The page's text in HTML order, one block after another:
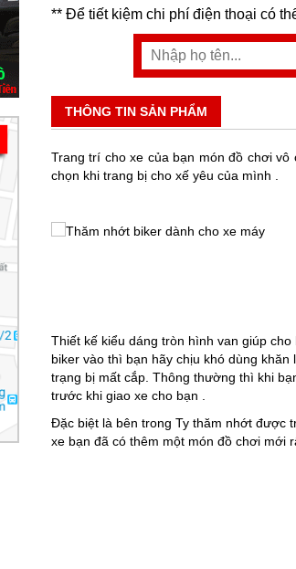
** Để tiết kiệm chi phí điện thoại có
THÔNG TIN SẢN PHẨM
Trang trí cho xe của bạn món đồ chơi
chọn khi trang bị cho xế yêu của mình .
Thiết kế kiểu dáng tròn hình van giúp
biker vào thì bạn hãy chịu khó dùng
trạng bị mất cắp. Thông thường thì khi
trước khi giao xe cho bạn .
Đặc biệt là bên trong Ty thăm nhớt được
xe bạn đã có thêm một món đồ chơi mới